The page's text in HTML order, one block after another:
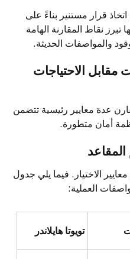
قرار مستنير بناءً على
تبرز نقاط المقارنة الهامة
والمواصفات الحديثة.
مقابل الاحتياجات
عدة معايير رئيسية تتضمن
أمان متطورة.
الاختيار. فيما يلي جدول
العملية:
تويوتا هايلاندر